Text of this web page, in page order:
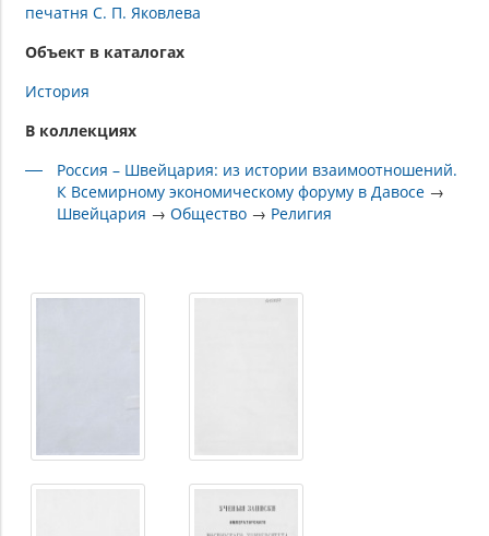
печатня С. П. Яковлева
Объект в каталогах
История
В коллекциях
Россия – Швейцария: из истории взаимоотношений.
К Всемирному экономическому форуму в Давосе →
Швейцария →Общество → Религия